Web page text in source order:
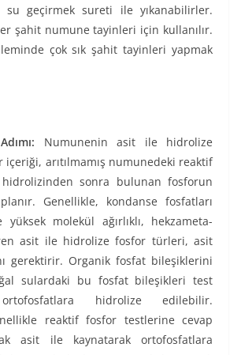
su geçirmek sureti ile yıkanabilirler.
şahit numune tayinleri için kullanılır.
çok sık şahit tayinleri yapmak
Numunenin asit ile hidrolize
arıtılmamış numunedeki reaktif
sonra bulunan fosforun
Genellikle, kondanse fosfatları
molekül ağırlıklı, hekzameta-
asit ile hidrolize fosfor türleri, asit
gerektirir. Organik fosfat bileşiklerini
sulardaki bu fosfat bileşikleri test
ortofosfatlara hidrolize edilebilir.
reaktif fosfor testlerine cevap
asit ile kaynatarak ortofosfatlara